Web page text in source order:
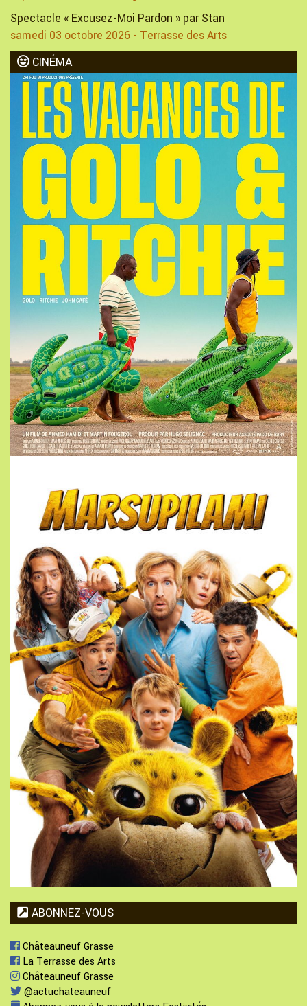
Spectacle « Excusez-Moi Pardon » par Stan
samedi 03 octobre 2026 - Terrasse des Arts
CINÉMA
ABONNEZ-VOUS
Châteauneuf Grasse
La Terrasse des Arts
Châteauneuf Grasse
@actuchateauneuf